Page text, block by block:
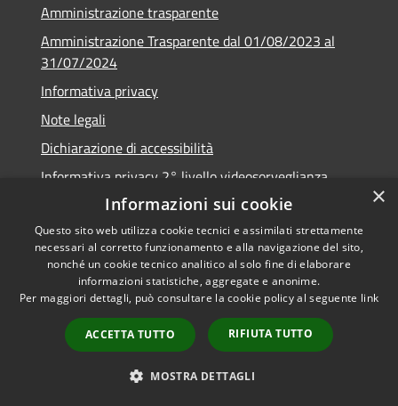
Amministrazione trasparente
Amministrazione Trasparente dal 01/08/2023 al
31/07/2024
Informativa privacy
Note legali
Dichiarazione di accessibilità
Informativa privacy 2° livello videosorveglianza
Accessibilità
Privacy
Mappa del sito
Numeri e servizi utili
Copyright © 2026 • Comune di
Urzulei • Powered by
Municipium
Accesso
redazione
×
Informazioni sui cookie
Questo sito web utilizza cookie tecnici e assimilati strettamente
necessari al corretto funzionamento e alla navigazione del sito,
nonché un cookie tecnico analitico al solo fine di elaborare
informazioni statistiche, aggregate e anonime.
Per maggiori dettagli, può consultare la cookie policy al seguente link
ACCETTA TUTTO RIFIUTA TUTTO
MOSTRA DETTAGLI